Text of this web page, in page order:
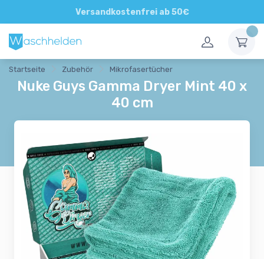
Versandkostenfrei ab 50€
Direkte und persönliche Beratung
Startseite Zubehör Mikrofasertücher
Nuke Guys Gamma Dryer Mint 40 x
40 cm